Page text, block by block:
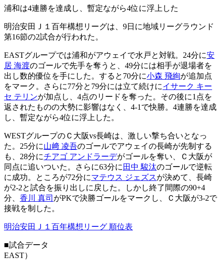
浦和は4連勝を達成し、暫定ながら4位に浮上した
明治安田Ｊ１百年構想リーグは、9日に地域リーグラウンド
第16節の2試合が行われた。
EASTグループでは浦和がアウェイで水戸と対戦。24分に安
居 海渡のゴールで先手を奪うと、49分には相手が退場者を
出し数的優位を手にした。すると70分に小森 飛絢が追加点
をマーク。さらに77分と79分には立て続けにイサーク キー
セ テリンが加点し、4点のリードを奪った。その後に1点を
返されたものの大勢に影響はなく、4-1で快勝。4連勝を達成
し、暫定ながら4位に浮上した。
WESTグループのＣ大阪vs長崎は、激しい撃ち合いとなっ
た。25分に山﨑 凌吾のゴールでアウェイの長崎が先制する
も、28分にチアゴ アンドラーデがゴールを奪い、Ｃ大阪が
同点に追いついた。さらに63分に 田中 駿汰のゴールで逆転
に成功。ところが72分にマテウス ジェズスが決めて、長崎
が2-2と試合を振り出しに戻した。しかし終了間際の90+4
分、 香川 真司 がPKで決勝ゴールをマークし、Ｃ大阪が3-2で
接戦を制した。
明治安田Ｊ１百年構想リーグ 順位表
■試合データ
EAST）